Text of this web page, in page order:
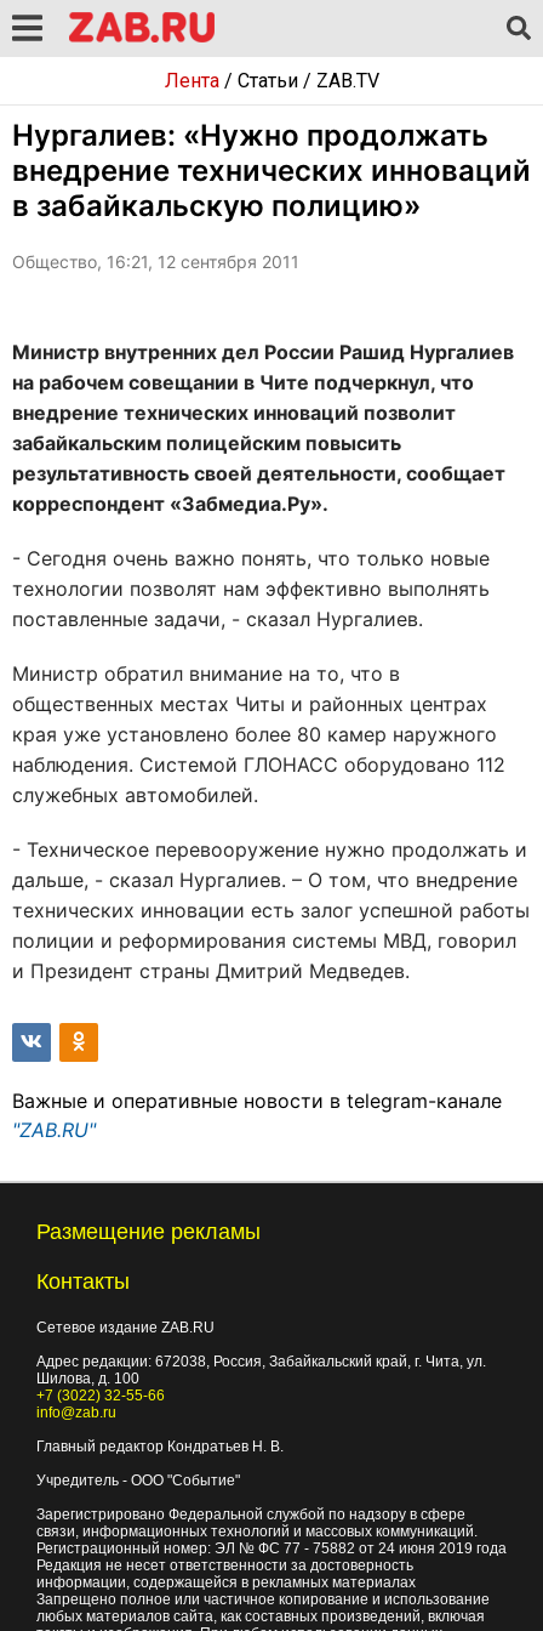
Лента/ Статьи/ ZAB.TV
Нургалиев: «Нужно продолжать
внедрение технических инноваций
в забайкальскую полицию»
Общество, 16:21, 12 сентября 2011
Министр внутренних дел России Рашид Нургалиев
на рабочем совещании в Чите подчеркнул, что
внедрение технических инноваций позволит
забайкальским полицейским повысить
результативность своей деятельности, сообщает
корреспондент «Забмедиа.Ру».
- Сегодня очень важно понять, что только новые
технологии позволят нам эффективно выполнять
поставленные задачи, - сказал Нургалиев.
Министр обратил внимание на то, что в
общественных местах Читы и районных центрах
края уже установлено более 80 камер наружного
наблюдения. Системой ГЛОНАСС оборудовано 112
служебных автомобилей.
- Техническое перевооружение нужно продолжать и
дальше, - сказал Нургалиев. – О том, что внедрение
технических инновации есть залог успешной работы
полиции и реформирования системы МВД, говорил
и Президент страны Дмитрий Медведев.
Важные и оперативные новости в telegram-канале
"ZAB.RU"
Размещение рекламы
Контакты
Сетевое издание ZAB.RU
Адрес редакции: 672038, Россия, Забайкальский край, г. Чита, ул.
Шилова, д. 100
+7 (3022) 32-55-66
info@zab.ru
Главный редактор Кондратьев Н. В.
Учредитель - ООО "Событие"
Зарегистрировано Федеральной службой по надзору в сфере
связи, информационных технологий и массовых коммуникаций.
Регистрационный номер: ЭЛ № ФС 77 - 75882 от 24 июня 2019 года
Редакция не несет ответственности за достоверность
информации, содержащейся в рекламных материалах
Запрещено полное или частичное копирование и использование
любых материалов сайта, как составных произведений, включая